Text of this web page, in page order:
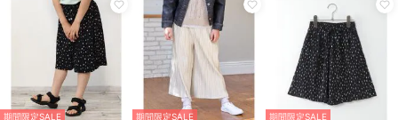
期間限定SALE 期間限定SALE 期間限定SALE